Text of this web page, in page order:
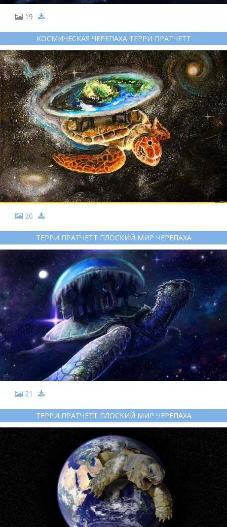
19
КОСМИЧЕСКАЯ ЧЕРЕПАХА ТЕРРИ ПРАТЧЕТТ
20
ТЕРРИ ПРАТЧЕТТ ПЛОСКИЙ МИР ЧЕРЕПАХА
21
ТЕРРИ ПРАТЧЕТТ ПЛОСКИЙ МИР ЧЕРЕПАХА